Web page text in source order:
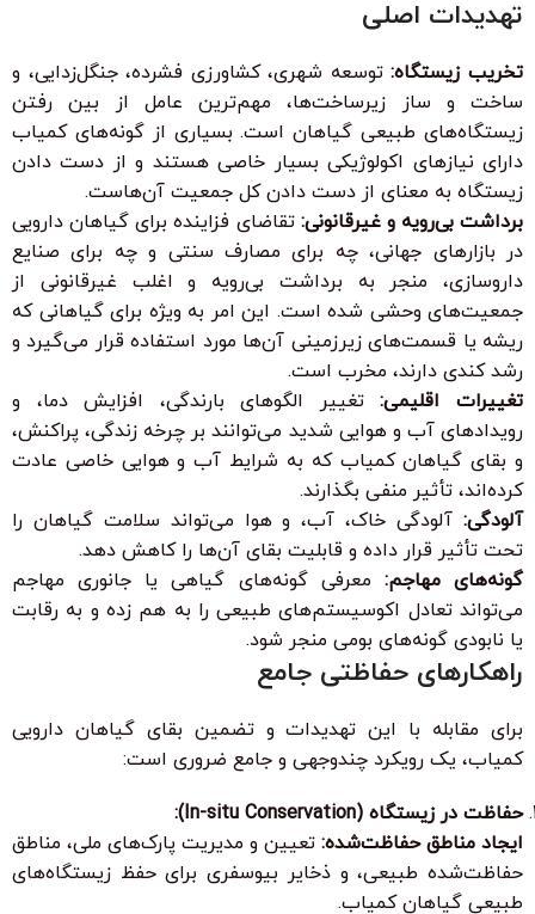
تهدیدات اصلی
تخریب زیستگاه:توسعه شهری، کشاورزی فشرده، جنگل‌زدایی، و
ساخت و ساز زیرساخت‌ها، مهم‌ترین عامل از بین رفتن
زیستگاه‌های طبیعی گیاهان است. بسیاری از گونه‌های کمیاب
دارای نیازهای اکولوژیکی بسیار خاصی هستند و از دست دادن
زیستگاه به معنای از دست دادن کل جمعیت آن‌هاست.
برداشت بی‌رویه و غیرقانونی: تقاضای فزاینده برای گیاهان دارویی
در بازارهای جهانی، چه برای مصارف سنتی و چه برای صنایع
داروسازی، منجر به برداشت بی‌رویه و اغلب غیرقانونی از
جمعیت‌های وحشی شده است. این امر به ویژه برای گیاهانی که
ریشه یا قسمت‌های زیرزمینی آن‌ها مورد استفاده قرار می‌گیرد و
رشد کندی دارند، مخرب است.
تغییرات اقلیمی:تغییر الگوهای بارندگی، افزایش دما، و
رویدادهای آب و هوایی شدید می‌توانند بر چرخه زندگی، پراکنش،
و بقای گیاهان کمیاب که به شرایط آب و هوایی خاصی عادت
کرده‌اند، تأثیر منفی بگذارند.
آلودگی: آلودگی خاک، آب، و هوا می‌تواند سلامت گیاهان را
تحت تأثیر قرار داده و قابلیت بقای آن‌ها را کاهش دهد.
گونه‌های مهاجم: معرفی گونه‌های گیاهی یا جانوری مهاجم
می‌تواند تعادل اکوسیستم‌های طبیعی را به هم زده و به رقابت
یا نابودی گونه‌های بومی منجر شود.
راهکارهای حفاظتی جامع
برای مقابله با این تهدیدات و تضمین بقای گیاهان دارویی
کمیاب، یک رویکرد چندوجهی و جامع ضروری است:
حفاظت در زیستگاه (In-situ Conservation):
ایجاد مناطق حفاظت‌شده: تعیین و مدیریت پارک‌های ملی، مناطق
حفاظت‌شده طبیعی، و ذخایر بیوسفری برای حفظ زیستگاه‌های
طبیعی گیاهان کمیاب.